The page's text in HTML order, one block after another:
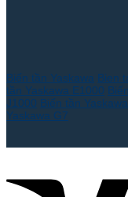
Biến tần Yaskawa Bien
tần Yaskawa E1000
J1000 Biến tần
Yaskawa G7